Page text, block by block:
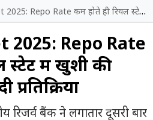
Rate कम होते ही रियल स्टेट में खुशी की लहर, दिग्गजों ने दी प्रतिक्रिया
2025: Repo Rate
स्टेट में खुशी की
प्रतिक्रिया
रिजर्व बैंक ने लगातार दूसरी बार